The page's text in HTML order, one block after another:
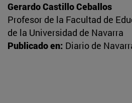
Gerardo Castillo Ceballos
Profesor de la Facultad de
de la Universidad de Navarra
Publicado en: Diario de